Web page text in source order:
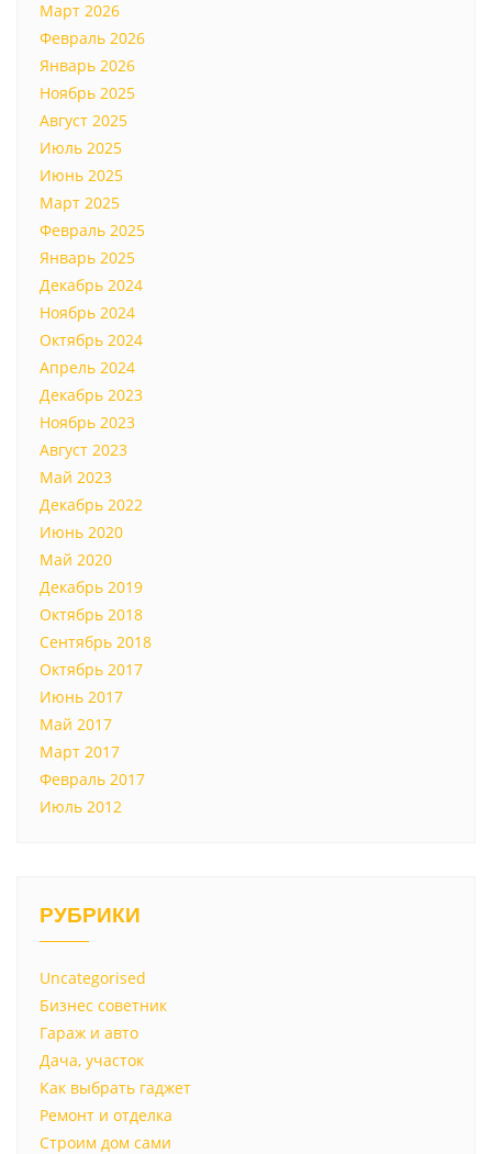
Март 2026
Февраль 2026
Январь 2026
Ноябрь 2025
Август 2025
Июль 2025
Июнь 2025
Март 2025
Февраль 2025
Январь 2025
Декабрь 2024
Ноябрь 2024
Октябрь 2024
Апрель 2024
Декабрь 2023
Ноябрь 2023
Август 2023
Май 2023
Декабрь 2022
Июнь 2020
Май 2020
Декабрь 2019
Октябрь 2018
Сентябрь 2018
Октябрь 2017
Июнь 2017
Май 2017
Март 2017
Февраль 2017
Июль 2012
РУБРИКИ
Uncategorised
Бизнес советник
Гараж и авто
Дача, участок
Как выбрать гаджет
Ремонт и отделка
Строим дом сами